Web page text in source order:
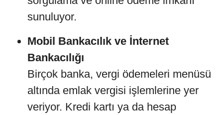
sunuluyor.
Mobil Bankacılık ve İnternet
Bankacılığı
Birçok banka, vergi ödemeleri menüsü
altında emlak vergisi işlemlerine yer
veriyor. Kredi kartı ya da hesap